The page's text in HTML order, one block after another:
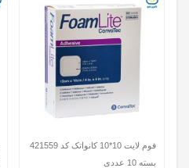
فوم لایت 10*10 کانواتک کد 421559
بسته 10 عددی